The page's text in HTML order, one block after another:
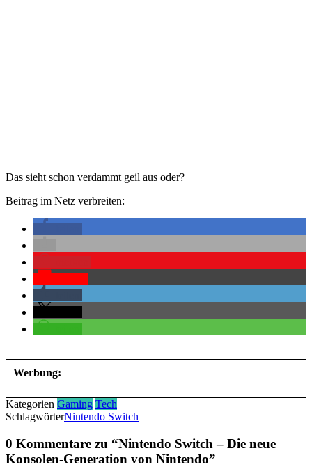
Das sieht schon verdammt geil aus oder?
Beitrag im Netz verbreiten:
Werbung:
Kategorien Gaming Tech
SchlagwörterNintendo Switch
0 Kommentare zu “Nintendo Switch – Die neue
Konsolen-Generation von Nintendo”